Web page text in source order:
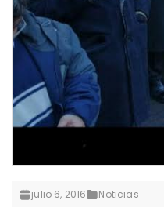
julio 6, 2016 Noticias